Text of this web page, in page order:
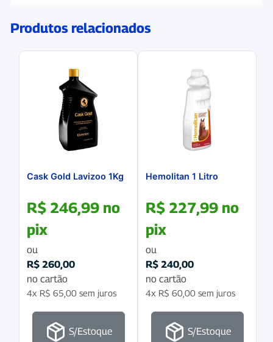
Produtos relacionados
Cask Gold Lavizoo 1Kg
R$ 246,99 no
pix
ou
R$ 260,00
no cartão
4x R$ 65,00 sem juros
S/Estoque
Hemolitan 1 Litro
R$ 227,99 no
pix
ou
R$ 240,00
no cartão
4x R$ 60,00 sem juros
S/Estoque